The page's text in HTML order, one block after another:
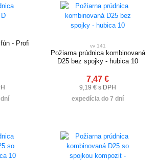
- Profi
vv 141
Požiarna prúdnica kombinovaná
D25 bez spojky - hubica 10
7,47 €
9,19 € s DPH
expedícia do 7 dní